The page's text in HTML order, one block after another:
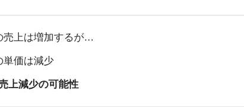
売上は増加するが…
単価は減少
上減少の可能性